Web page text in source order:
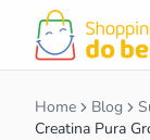
Home Blog
Creatina Pura